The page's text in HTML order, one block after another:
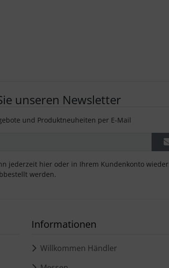
unseren Newsletter
und Produktneuheiten per E-Mail
jederzeit hier oder in Ihrem Kundenkonto wieder
werden.
Informationen
Willkommen Händler